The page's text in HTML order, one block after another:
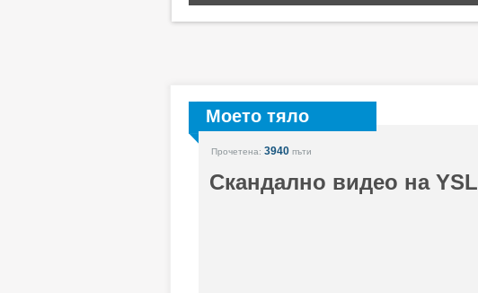
Моето тяло
Прочетена: 3940пъти
Скандално видео на YSL